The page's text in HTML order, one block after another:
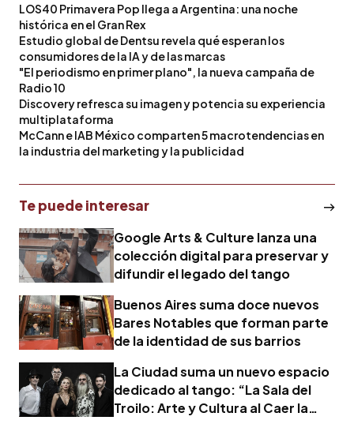
LOS40 Primavera Pop llega a Argentina: una noche
histórica en el Gran Rex
Estudio global de Dentsu revela qué esperan los
consumidores de la IA y de las marcas
"El periodismo en primer plano", la nueva campaña de
Radio 10
Discovery refresca su imagen y potencia su experiencia
multiplataforma
McCann e IAB México comparten 5 macrotendencias en
la industria del marketing y la publicidad
Te puede interesar
Google Arts & Culture lanza una
colección digital para preservar y
difundir el legado del tango
Buenos Aires suma doce nuevos
Bares Notables que forman parte
de la identidad de sus barrios
La Ciudad suma un nuevo espacio
dedicado al tango: “La Sala del
Troilo: Arte y Cultura al Caer la